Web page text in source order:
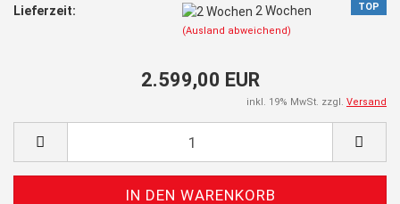
TOP
Lieferzeit: 2 Wochen
(Ausland abweichend)
2.599,00 EUR
inkl. 19% MwSt. zzgl. Versand